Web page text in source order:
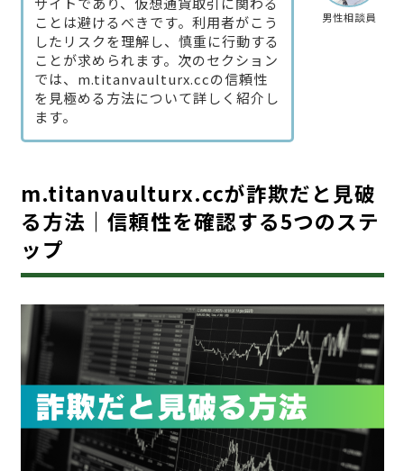
男性相談員
ことは避けるべきです。利用者がこう
したリスクを理解し、慎重に行動する
ことが求められます。次のセクション
では、m.titanvaulturx.ccの信頼性
を見極める方法について詳しく紹介し
ます。
m.titanvaulturx.ccが詐欺だと見破
る方法｜信頼性を確認する5つのステ
ップ